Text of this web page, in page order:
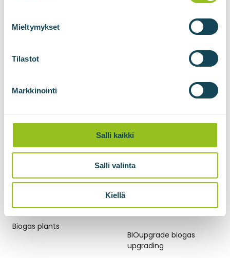
Mieltymykset
Tilastot
Markkinointi
Salli kaikki
Salli valinta
Kiellä
mikko.bengts@biovoima.fi
Biogas plants
BIOupgrade biogas
upgrading